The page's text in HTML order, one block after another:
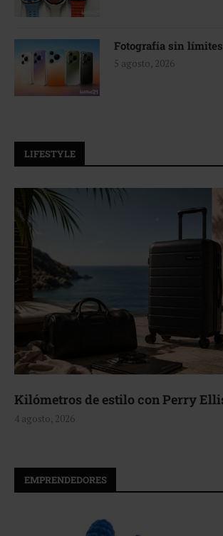
Fotografía sin límites
5 agosto, 2026
LIFESTYLE
Aerie, texturas que fluyen
4 agosto, 2026
EMPRENDEDORES